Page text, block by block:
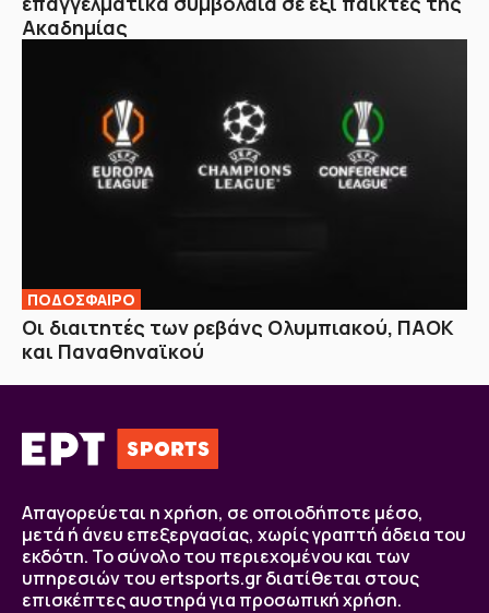
Ακαδημίας
ΠΟΔΟΣΦΑΙΡΟ
Οι διαιτητές των ρεβάνς Ολυμπιακού, ΠΑΟΚ
και Παναθηναϊκού
Απαγορεύεται η χρήση, σε οποιοδήποτε μέσο,
μετά ή άνευ επεξεργασίας, χωρίς γραπτή άδεια του
εκδότη. Το σύνολο του περιεχομένου και των
υπηρεσιών του ertsports.gr διατίθεται στους
επισκέπτες αυστηρά για προσωπική χρήση.